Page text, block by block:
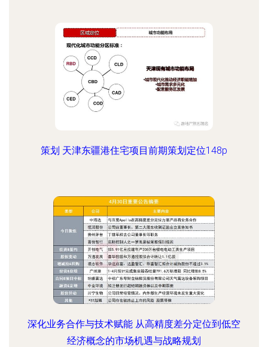
策划 天津东疆港住宅项目前期策划定位148p
深化业务合作与技术赋能 从高精度差分定位到低空
经济概念的市场机遇与战略规划